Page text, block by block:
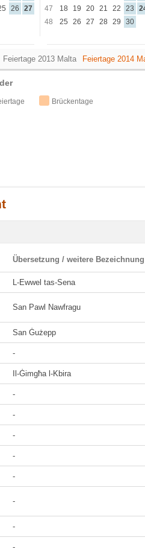
26
27
47
18 19 20 21 22 23
48
25 26 27 28 29 30
Feiertage 2013 Malta Feiertage 2014
Brückentage
Übersetzung / weitere Bezeichnung
L-Ewwel tas-Sena
San Pawl Nawfragu
San Ġużepp
-
Il-Ġimgħa l-Kbira
-
-
-
-
-
-
-
-